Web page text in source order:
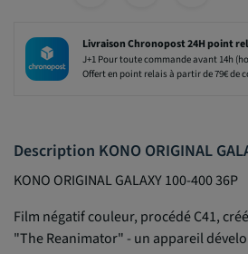
Livraison Chronopost 24H point
J+1 Pour toute commande avant 14h
Offert en point relais à partir de 79€ de
Description KONO ORIGINAL
KONO ORIGINAL GALAXY 100-400 36P
Film négatif couleur, procédé C41,
"The Reanimator" - un appareil